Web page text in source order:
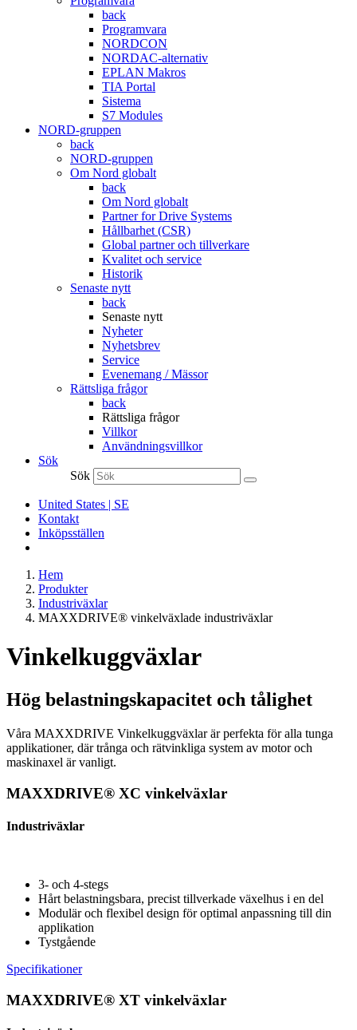
back
Programvara
NORDCON
NORDAC-alternativ
EPLAN Makros
TIA Portal
Sistema
S7 Modules
NORD-gruppen
back
NORD-gruppen
Om Nord globalt
back
Om Nord globalt
Partner for Drive Systems
Hållbarhet (CSR)
Global partner och tillverkare
Kvalitet och service
Historik
Senaste nytt
back
Senaste nytt
Nyheter
Nyhetsbrev
Service
Evenemang / Mässor
Rättsliga frågor
back
Rättsliga frågor
Villkor
Användningsvillkor
Sök
Sök
United States | SE
Kontakt
Inköpsställen
Hem
Produkter
Industriväxlar
MAXXDRIVE® vinkelväxlade industriväxlar
Vinkelkuggväxlar
Hög belastningskapacitet och tålighet
Våra MAXXDRIVE Vinkelkuggväxlar är perfekta för alla tunga
applikationer, där trånga och rätvinkliga system av motor och
maskinaxel är vanligt.
MAXXDRIVE® XC vinkelväxlar
Industriväxlar
3- och 4-stegs
Hårt belastningsbara, precist tillverkade växelhus i en del
Modulär och flexibel design för optimal anpassning till din
applikation
Tystgående
Specifikationer
MAXXDRIVE® XT vinkelväxlar